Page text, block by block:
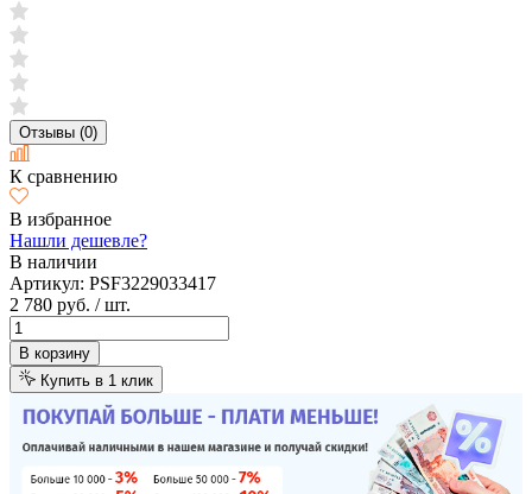
Отзывы (0)
К сравнению
В избранное
Нашли дешевле?
В наличии
Артикул: PSF3229033417
2 780 руб. / шт.
В корзину
Купить в 1 клик